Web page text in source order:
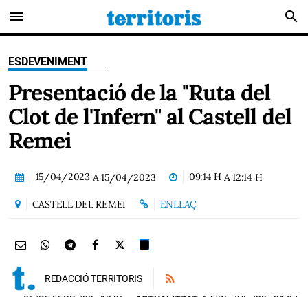
menu search
ESDEVENIMENT
Presentació de la "Ruta del
Clot de l'Infern" al Castell del
Remei
15/04/2023 A15/04/2023 09:14 H A12:14 H
CASTELL DEL REMEI ENLLAÇ
REDACCIÓ TERRITORIS